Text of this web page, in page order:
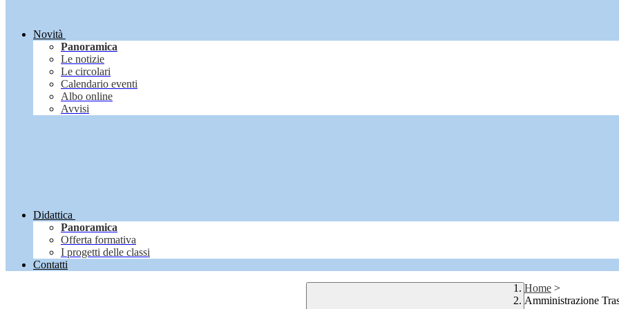
Novità
Panoramica
Le notizie
Le circolari
Calendario eventi
Albo online
Avvisi
Didattica
Panoramica
Offerta formativa
I progetti delle classi
Contatti
Home >
Amministrazione